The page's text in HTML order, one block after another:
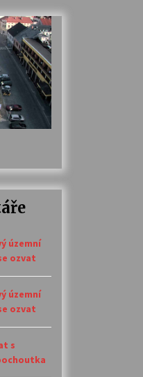
územní
ozvat
územní
ozvat
s